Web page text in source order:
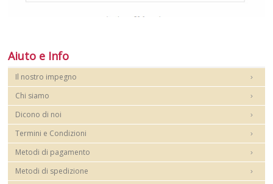
Aiuto e Info
Il nostro impegno
Chi siamo
Dicono di noi
Termini e Condizioni
Metodi di pagamento
Metodi di spedizione